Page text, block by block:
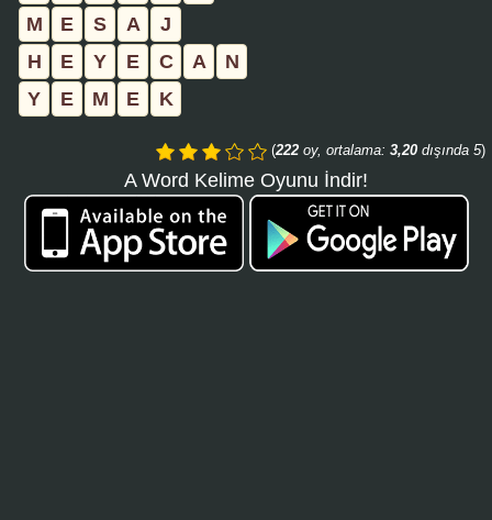
M
E S A
J
H
E Y E C A
N
Y
E M E K
(222 oy, ortalama: 3,20 dışında 5)
A Word Kelime Oyunu İndir!